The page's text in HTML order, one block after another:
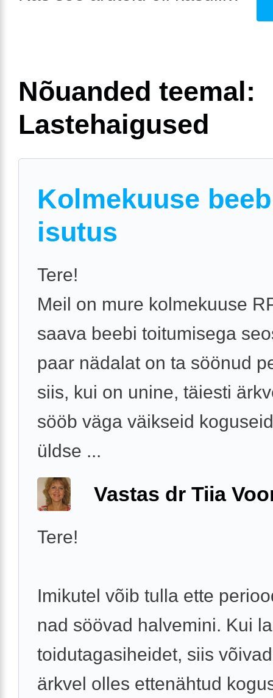
Nõuanded teemal:
Lastehaigused
Kolmekuuse
isutus
Tere!
Meil on mure kolmekuuse
saava beebi toitumisega
paar nädalat on ta söönud
siis, kui on unine, täiesti
sööb väga väikseid
üldse ...
Vastas dr Tiia
Tere!
Imikutel võib tulla ette
nad söövad halvemini. Kui
toidutagasiheidet, siis
ärkvel olles ettenähtud